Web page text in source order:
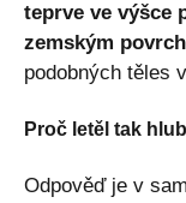
teprve ve výšce
zemským
podobných těles
Proč letěl tak
Odpověď je v